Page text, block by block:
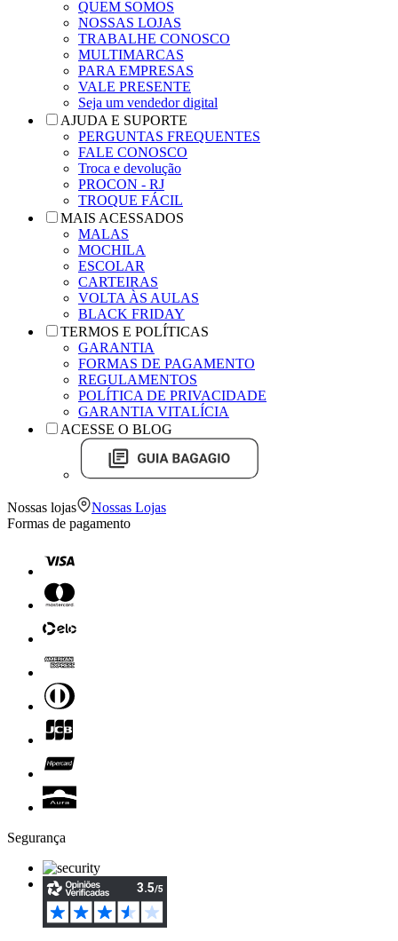
QUEM SOMOS
NOSSAS LOJAS
TRABALHE CONOSCO
MULTIMARCAS
PARA EMPRESAS
VALE PRESENTE
Seja um vendedor digital
AJUDA E SUPORTE
PERGUNTAS FREQUENTES
FALE CONOSCO
Troca e devolução
PROCON - RJ
TROQUE FÁCIL
MAIS ACESSADOS
MALAS
MOCHILA
ESCOLAR
CARTEIRAS
VOLTA ÀS AULAS
BLACK FRIDAY
TERMOS E POLÍTICAS
GARANTIA
FORMAS DE PAGAMENTO
REGULAMENTOS
POLÍTICA DE PRIVACIDADE
GARANTIA VITALÍCIA
ACESSE O BLOG
Nossas lojas
Nossas Lojas
Formas de pagamento
Segurança